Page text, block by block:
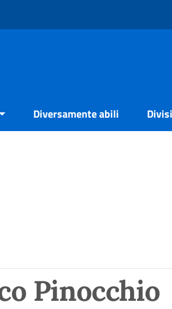
Diversamente abili
Pinocchio